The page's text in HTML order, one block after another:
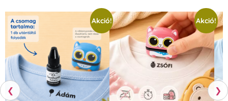
❮
Akció! Akció!
❯